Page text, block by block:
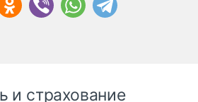
и страхование